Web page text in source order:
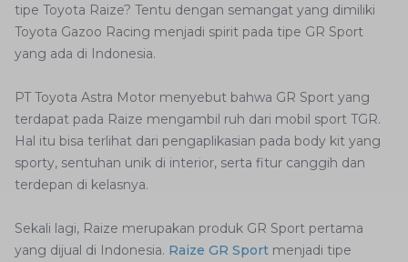
tipe Toyota Raize? Tentu dengan semangat yang dimiliki
Toyota Gazoo Racing menjadi spirit pada tipe GR Sport
yang ada di Indonesia.
PT Toyota Astra Motor menyebut bahwa GR Sport yang
terdapat pada Raize mengambil ruh dari mobil sport TGR.
Hal itu bisa terlihat dari pengaplikasian pada body kit yang
sporty, sentuhan unik di interior, serta fitur canggih dan
terdepan di kelasnya.
Sekali lagi, Raize merupakan produk GR Sport pertama
yang dijual di Indonesia. Raize GR Sport menjadi tipe